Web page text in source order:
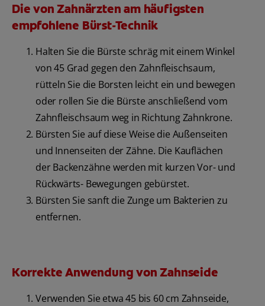
Die von Zahnärzten am häufigsten
empfohlene Bürst-Technik
Halten Sie die Bürste schräg mit einem Winkel
von 45 Grad gegen den Zahnfleischsaum,
rütteln Sie die Borsten leicht ein und bewegen
oder rollen Sie die Bürste anschließend vom
Zahnfleischsaum weg in Richtung Zahnkrone.
Bürsten Sie auf diese Weise die Außenseiten
und Innenseiten der Zähne. Die Kauflächen
der Backenzähne werden mit kurzen Vor- und
Rückwärts- Bewegungen gebürstet.
Bürsten Sie sanft die Zunge um Bakterien zu
entfernen.
Korrekte Anwendung von Zahnseide
Verwenden Sie etwa 45 bis 60 cm Zahnseide,